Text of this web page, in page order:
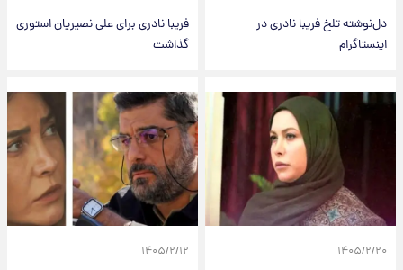
دل‌نوشته تلخ فریبا نادری در
اینستاگرام
فریبا نادری برای علی نصیریان استوری
گذاشت
۱۴۰۵/۲/۲۰ ۱۴۰۵/۲/۱۲